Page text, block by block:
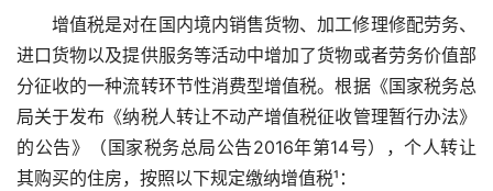
增值税是对在国内境内销售货物、加工修理修配劳务、
进口货物以及提供服务等活动中增加了货物或者劳务价值部
分征收的一种流转环节性消费型增值税。根据《国家税务总
局关于发布《纳税人转让不动产增值税征收管理暂行办法》
的公告》（国家税务总局公告2016年第14号），个人转让
其购买的住房，按照以下规定缴纳增值税¹：